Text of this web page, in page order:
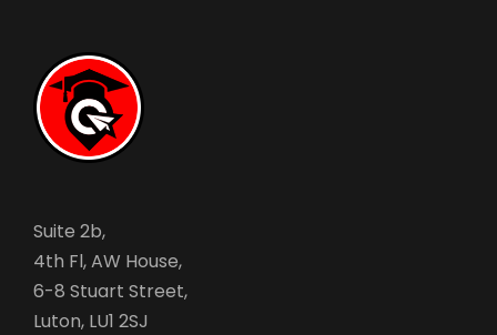
Suite 2b,
4th Fl, AW House,
6-8 Stuart Street,
Luton, LU1 2SJ